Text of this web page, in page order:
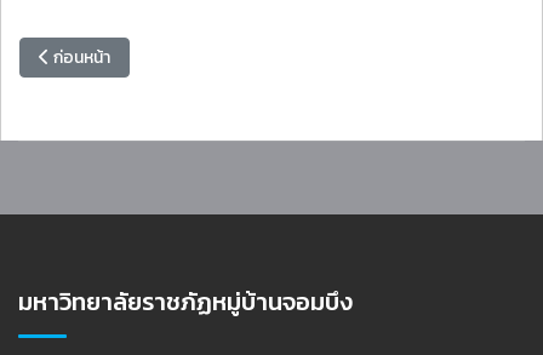
เนื้อหาก่อนหน้า: มาร่วมคัดเลือกหนังสืออิเล็กทรอนิกส์ (e-Books)เข้าห้อง
ก่อนหน้า
มหาวิทยาลัยราชภัฏหมู่บ้านจอมบึง